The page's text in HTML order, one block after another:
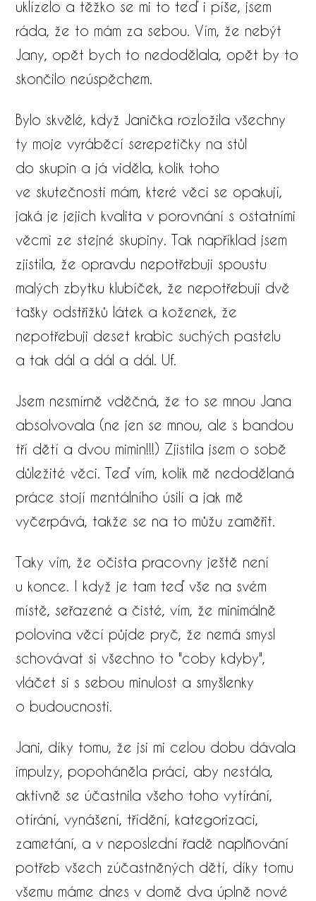
uklízelo a těžko se mi to teď i píše, jsem
ráda, že to mám za sebou. Vím, že nebýt
Jany, opět bych to nedodělala, opět by to
skončilo neúspěchem.
Bylo skvělé, když Janička rozložila všechny
ty moje vyráběcí serepetičky na stůl
do skupin a já viděla, kolik toho
ve skutečnosti mám, které věci se opakují,
jaká je jejich kvalita v porovnání s ostatními
věcmi ze stejné skupiny. Tak například jsem
zjistila, že opravdu nepotřebuji spoustu
malých zbytku klubíček, že nepotřebuji dvě
tašky odstřižků látek a koženek, že
nepotřebuji deset krabic suchých pastelu
a tak dál a dál a dál. Uf.​
Jsem nesmírně vděčná, že to se mnou Jana
absolvovala (ne jen se mnou, ale s bandou
tří dětí a dvou mimin!!!) Zjistila jsem o sobě
důležité věci. Teď vím, kolik mě nedodělaná
práce stojí mentálního úsilí a jak mě
vyčerpává, takže se na to můžu zaměřit.
Taky vím, že očista pracovny ještě není
u konce. I když je tam teď vše na svém
místě, seřazené a čisté, vím, že minimálně
polovina věcí půjde pryč, že nemá smysl
schovávat si všechno to "coby kdyby",
vláčet si s sebou minulost a smyšlenky
o budoucnosti.
Jani, díky tomu, že jsi mi celou dobu dávala
impulzy, popoháněla práci, aby nestála,
aktivně se účastnila všeho toho vytírání,
otírání, vynášení, třídění, kategorizaci,
zametání, a v neposlední řadě naplňování
potřeb všech zúčastněných dětí, díky tomu
všemu máme dnes v domě dva úplně nové